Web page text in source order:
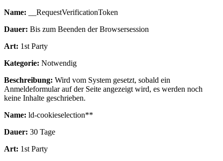
Name: __RequestVerificationToken
Dauer: Bis zum Beenden der Browsersession
Art: 1st Party
Kategorie: Notwendig
Beschreibung: Wird vom System gesetzt, sobald ein
Anmeldeformular auf der Seite angezeigt wird, es werden noch
keine Inhalte geschrieben.
Name: ld-cookieselection**
Dauer: 30 Tage
Art: 1st Party